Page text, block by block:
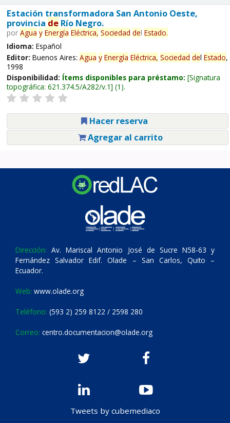
Estación transformadora San Antonio Oeste,
provincia deRío Negro.
por Agua y Energía Eléctrica, Sociedad del Estado.
Idioma: Español
Editor: Buenos Aires: Agua y Energía Eléctrica, Sociedad del Estado,
1998
Disponibilidad: Ítems disponibles para préstamo: Signatura
topográfica: 621.374.5/A282/v.1 (1).
Hacer reserva
Agregar al carrito
Dirección: Av. Mariscal Antonio José de Sucre N58-63 y
Fernández Salvador Edif. Olade – San Carlos, Quito –
Ecuador.
Web: www.olade.org
Teléfono: (593 2) 259 8122 / 2598 280
Correo: centro.documentacion@olade.org
Tweets by cubemediaco